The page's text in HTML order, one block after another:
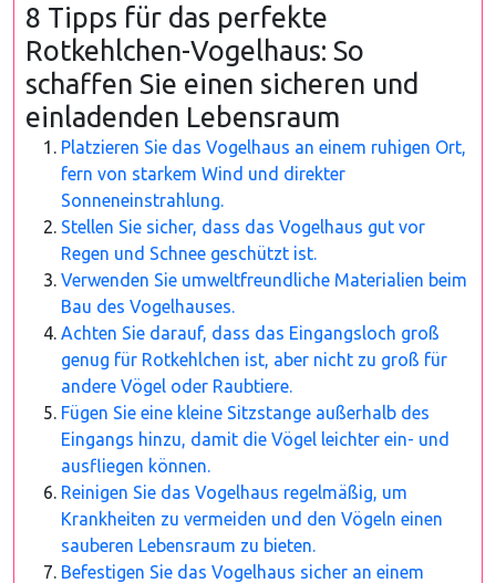
8 Tipps für das perfekte
Rotkehlchen-Vogelhaus: So
schaffen Sie einen sicheren und
einladenden Lebensraum
Platzieren Sie das Vogelhaus an einem ruhigen Ort,
fern von starkem Wind und direkter
Sonneneinstrahlung.
Stellen Sie sicher, dass das Vogelhaus gut vor
Regen und Schnee geschützt ist.
Verwenden Sie umweltfreundliche Materialien beim
Bau des Vogelhauses.
Achten Sie darauf, dass das Eingangsloch groß
genug für Rotkehlchen ist, aber nicht zu groß für
andere Vögel oder Raubtiere.
Fügen Sie eine kleine Sitzstange außerhalb des
Eingangs hinzu, damit die Vögel leichter ein- und
ausfliegen können.
Reinigen Sie das Vogelhaus regelmäßig, um
Krankheiten zu vermeiden und den Vögeln einen
sauberen Lebensraum zu bieten.
Befestigen Sie das Vogelhaus sicher an einem